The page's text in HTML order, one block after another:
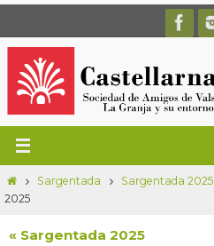
al
contenido
InicioSargentada Sargentada 2025
2025
« Sargentada 2025